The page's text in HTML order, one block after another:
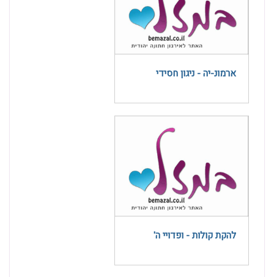
ארמונ-יה - ניגון חסידי
להקת קולות - ופדויי ה'